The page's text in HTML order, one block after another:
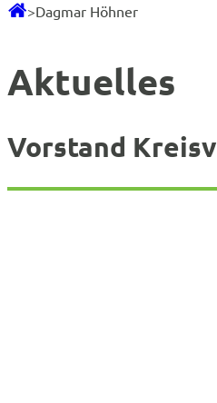
>Dagmar Höhner
Aktuelles
Vorstand